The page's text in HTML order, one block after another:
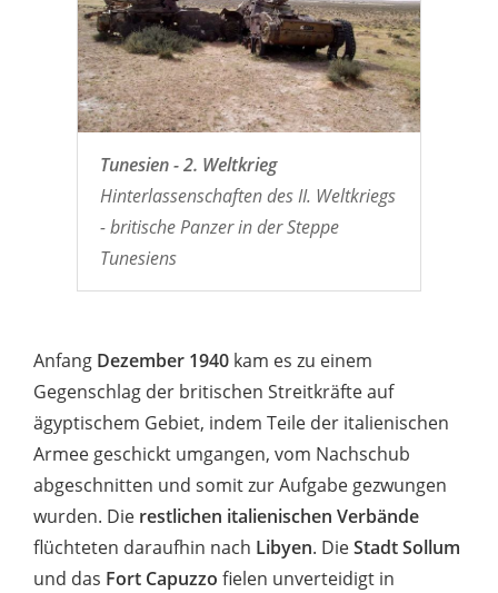
Tunesien - 2. Weltkrieg
Hinterlassenschaften des II. Weltkriegs
- britische Panzer in der Steppe
Tunesiens
Anfang Dezember 1940 kam es zu einem
Gegenschlag der britischen Streitkräfte auf
ägyptischem Gebiet, indem Teile der italienischen
Armee geschickt umgangen, vom Nachschub
abgeschnitten und somit zur Aufgabe gezwungen
wurden. Die restlichen italienischen Verbände
flüchteten daraufhin nach Libyen. DieStadtSollum
und das Fort Capuzzo fielen unverteidigt in